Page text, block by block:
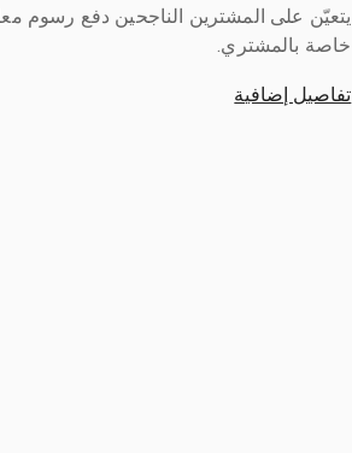
يتعيّن على المشترين الناجحين دفع رسوم
خاصة بالمشتري.
تفاصيل إضافية